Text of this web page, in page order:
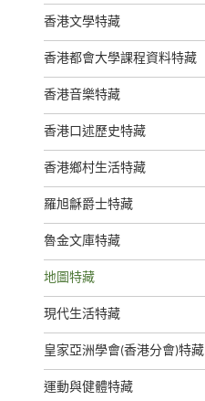
香港文學特藏
香港都會大學課程資料特藏
香港音樂特藏
香港口述歷史特藏
香港鄉村生活特藏
羅旭龢爵士特藏
魯金文庫特藏
地圖特藏
現代生活特藏
皇家亞洲學會(香港分會)特藏
運動與健體特藏